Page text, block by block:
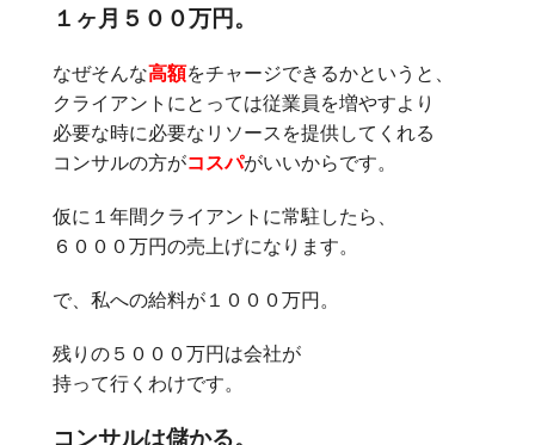
１ヶ月５００万円。
なぜそんな高額をチャージできるかというと、
クライアントにとっては従業員を増やすより
必要な時に必要なリソースを提供してくれる
コンサルの方がコスパがいいからです。
仮に１年間クライアントに常駐したら、
６０００万円の売上げになります。
で、私への給料が１０００万円。
残りの５０００万円は会社が
持って行くわけです。
コンサルは儲かる。